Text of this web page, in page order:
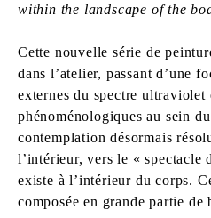
within the landscape of the
Cette nouvelle série de
dans l’atelier, passant d’une
externes du spectre ultraviolet
phénoménologiques au sein
contemplation désormais
l’intérieur, vers le « spectacle
existe à l’intérieur du corps.
composée en grande partie